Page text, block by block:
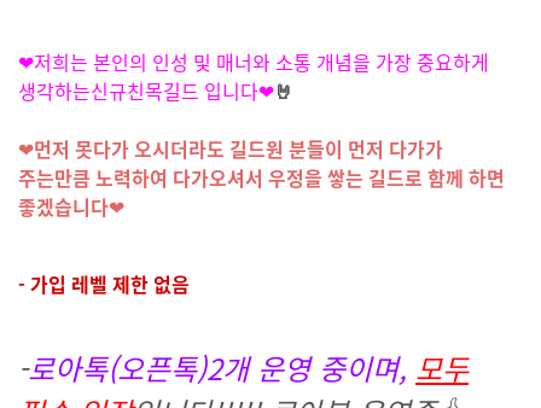
❤저희는 본인의 인성 및 매너와 소통 개념을 가장 중요하게
생각하는신규친목길드 입니다❤🤘
❤먼저 못다가 오시더라도 길드원 분들이 먼저 다가가
주는만큼 노력하여 다가오셔서 우정을 쌓는 길드로 함께 하면
좋겠습니다❤
- 가입 레벨 제한 없음
-로아톡(오픈톡)2개 운영 중이며, 모두